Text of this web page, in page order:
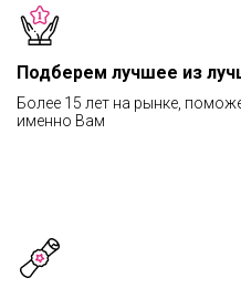
Подберем лучшее из
Более 15 лет на рынке,
именно Вам